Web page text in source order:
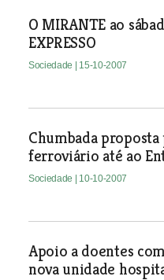
O MIRANTE ao
EXPRESSO
Sociedade | 15-10-2007
Chumbada proposta
ferroviário até ao
Sociedade | 10-10-2007
Apoio a doentes
nova unidade